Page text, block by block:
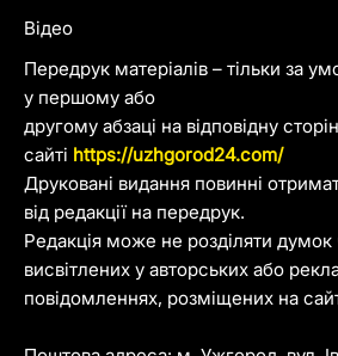
Передрук матеріалів – тільки за
у першому або
другому абзаці на відповідну
сайті https://uzhgorod24.com/
Друковані видання повинні
від редакції на передрук.
Редакція може не розділяти думок
висвітлених у авторських або
повідомленнях, розміщених на
Відео